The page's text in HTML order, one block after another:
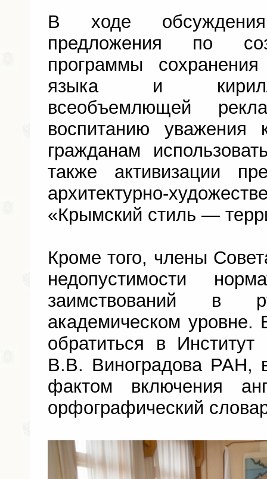
В ходе
предложения по
программы
языка и
всеобъемлющей
воспитанию
гражданам
также активизации
архитектурно-
«Крымский стиль —
Кроме того, члены
недопустимости
заимствований в
академическом
обратиться в
В.В. Виноградова РАН,
фактом включения
орфографический